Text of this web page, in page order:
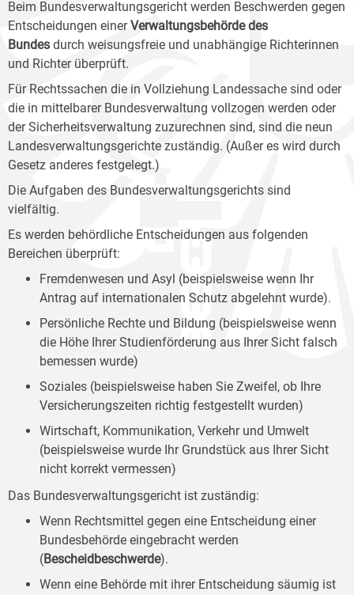
Beim Bundesverwaltungsgericht werden Beschwerden gegen
Entscheidungen einerVerwaltungsbehörde des
Bundes durch weisungsfreie und unabhängige Richterinnen
und Richter überprüft.
Für Rechtssachen die in Vollziehung Landessache sind oder
die in mittelbarer Bundesverwaltung vollzogen werden oder
der Sicherheitsverwaltung zuzurechnen sind, sind die neun
Landesverwaltungsgerichte zuständig. (Außer es wird durch
Gesetz anderes festgelegt.)
Die Aufgaben des Bundesverwaltungsgerichts sind
vielfältig.
Es werden behördliche Entscheidungen aus folgenden
Bereichen überprüft:
Fremdenwesen und Asyl (beispielsweise wenn Ihr
Antrag auf internationalen Schutz abgelehnt wurde).
Persönliche Rechte und Bildung (beispielsweise wenn
die Höhe Ihrer Studienförderung aus Ihrer Sicht falsch
bemessen wurde)
Soziales (beispielsweise haben Sie Zweifel, ob Ihre
Versicherungszeiten richtig festgestellt wurden)
Wirtschaft, Kommunikation, Verkehr und Umwelt
(beispielsweise wurde Ihr Grundstück aus Ihrer Sicht
nicht korrekt vermessen)
Das Bundesverwaltungsgericht ist zuständig:
Wenn Rechtsmittel gegen eine Entscheidung einer
Bundesbehörde eingebracht werden
(Bescheidbeschwerde).
Wenn eine Behörde mit ihrer Entscheidung säumig ist